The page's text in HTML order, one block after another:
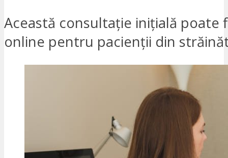
Această consultație inițială poate
online pentru pacienții din